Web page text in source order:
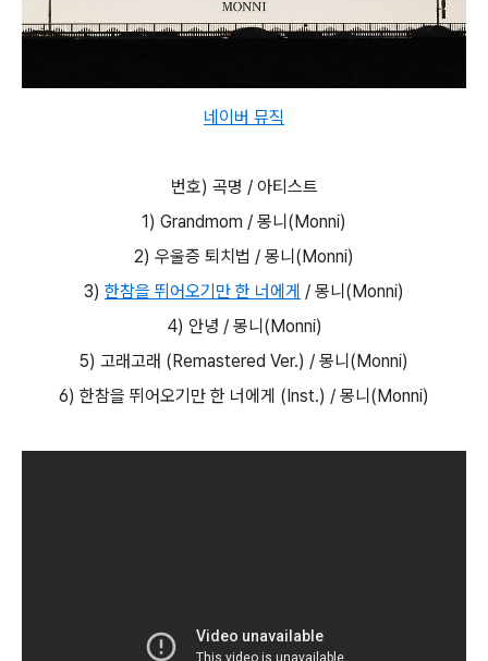
네이버 뮤직
번호) 곡명 / 아티스트
1) Grandmom / 몽니(Monni)
2) 우울증 퇴치법 / 몽니(Monni)
3) 한참을 뛰어오기만 한 너에게 / 몽니(Monni)
4) 안녕 / 몽니(Monni)
5) 고래고래 (Remastered Ver.) / 몽니(Monni)
6) 한참을 뛰어오기만 한 너에게 (Inst.) / 몽니(Monni)